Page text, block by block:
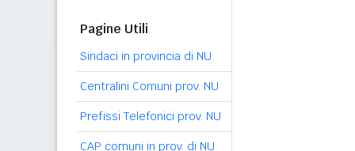
Pagine Utili
Sindaci in provincia di NU
Centralini Comuni prov. NU
Prefissi Telefonici prov. NU
CAP comuni in prov. di NU